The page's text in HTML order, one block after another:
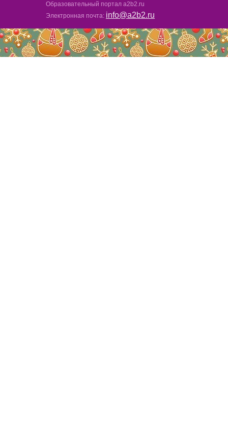
Образовательный портал a2b2.ru
Электронная почта: info@a2b2.ru